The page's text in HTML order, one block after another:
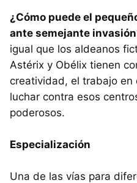
¿Cómo puede el
ante semejante
igual que los aldeanos
Astérix y Obélix tienen
creatividad, el trabajo en
luchar contra esos
poderosos.
Especialización
Una de las vías para